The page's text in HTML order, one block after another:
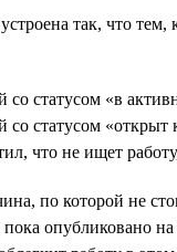
так, что тем,
со статусом «в
со статусом
что не ищет
по которой не
опубликовано